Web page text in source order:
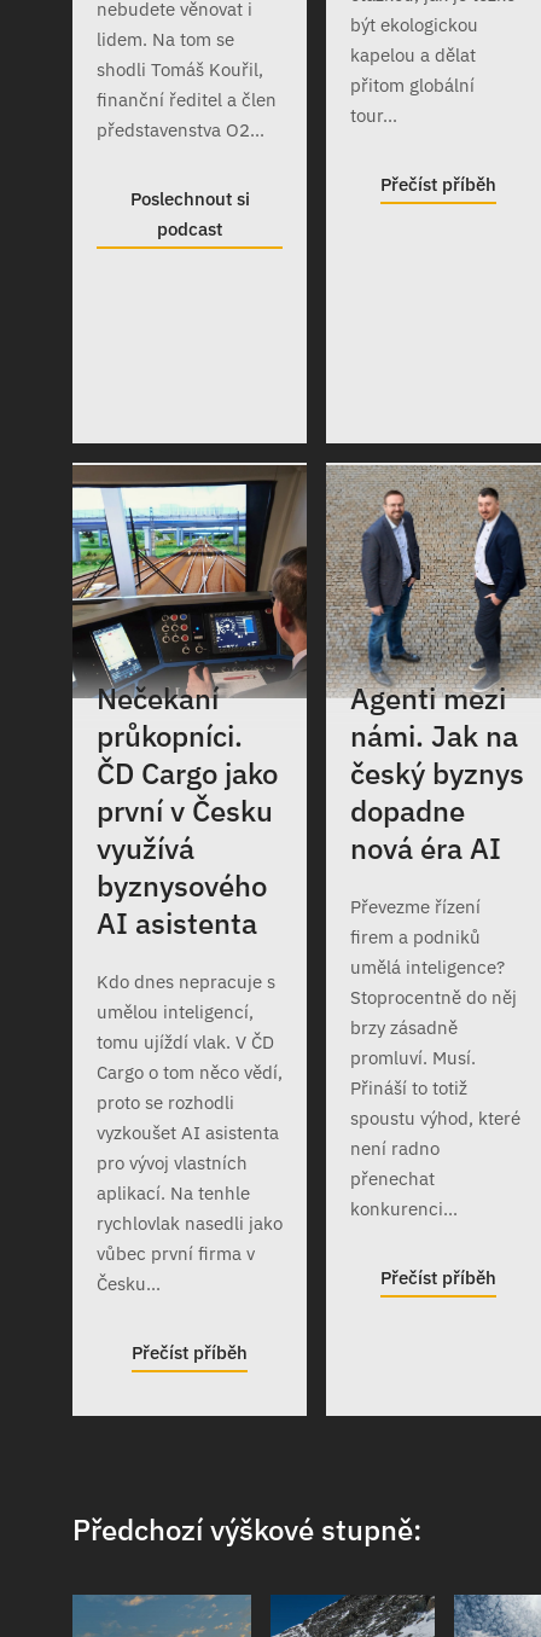
nebudete věnovat i
lidem. Na tom se
shodli Tomáš Kouřil,
finanční ředitel a člen
představenstva O2...
Poslechnout si
podcast
být ekologickou
kapelou a dělat
přitom globální
tour...
Přečíst příběh
Nečekaní
průkopníci.
ČD Cargo jako
první v Česku
využívá
byznysového
AI asistenta
Kdo dnes nepracuje s
umělou inteligencí,
tomu ujíždí vlak. V ČD
Cargo o tom něco vědí,
proto se rozhodli
vyzkoušet AI asistenta
pro vývoj vlastních
aplikací. Na tenhle
rychlovlak nasedli jako
vůbec první firma v
Česku...
Přečíst příběh
Agenti mezi
námi. Jak na
český byznys
dopadne
nová éra AI
Převezme řízení
firem a podniků
umělá inteligence?
Stoprocentně do něj
brzy zásadně
promluví. Musí.
Přináší to totiž
spoustu výhod, které
není radno
přenechat
konkurenci...
Přečíst příběh
Předchozí výškové stupně: